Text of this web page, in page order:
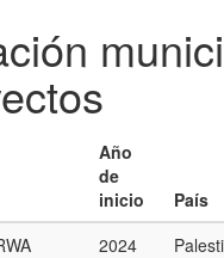
Año
de
inicio
País
2024